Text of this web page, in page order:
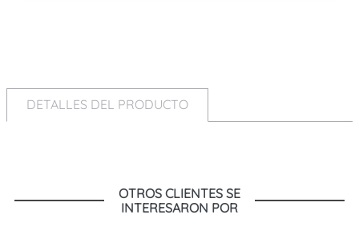
DETALLES DEL PRODUCTO
OTROS CLIENTES SE
INTERESARON POR